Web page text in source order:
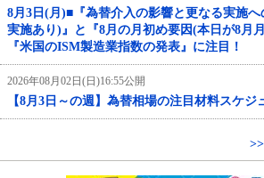
8月3日(月)■『為替介入の影響と更なる実施
実施あり)』と『8月の月初め要因(本日が8月
『米国のISM製造業指数の発表』に注目！
2026年08月02日(日)16:55公開
【8月3日～の週】為替相場の注目材料スケジ